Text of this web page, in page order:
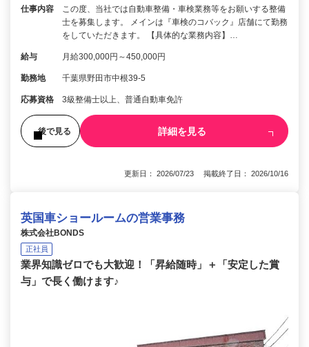
仕事内容
この度、当社では自動車整備・車検業務等をお願いする整備
士を募集します。 メインは『車検のコバック』店舗にて勤務
をしていただきます。 【具体的な業務内容】…
給与 月給300,000円～450,000円
勤務地 千葉県野田市中根39-5
応募資格 3級整備士以上、普通自動車免許
後で見る 詳細を見る
更新日： 2026/07/23 掲載終了日： 2026/10/16
英国車ショールームの営業事務
株式会社BONDS
正社員
業界知識ゼロでも大歓迎！「昇給随時」＋「安定した賞
与」で長く働けます♪